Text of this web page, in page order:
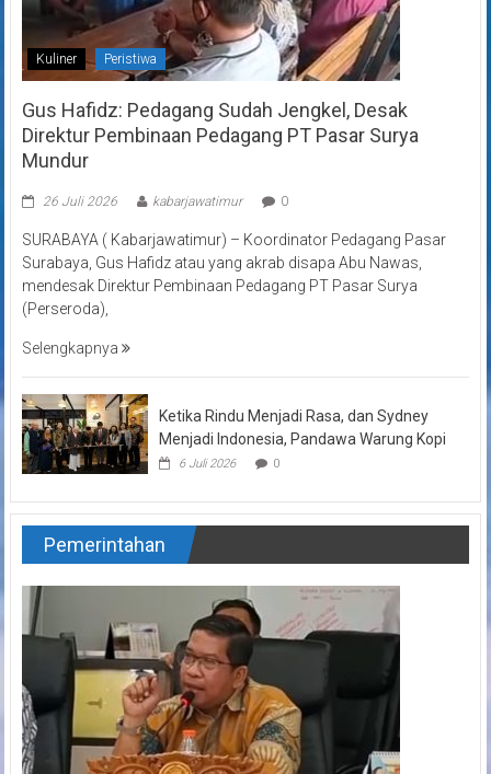
Kuliner Peristiwa
Gus Hafidz: Pedagang Sudah Jengkel, Desak
Direktur Pembinaan Pedagang PT Pasar Surya
Mundur
26 Juli 2026 kabarjawatimur 0
SURABAYA ( Kabarjawatimur) – Koordinator Pedagang Pasar
Surabaya, Gus Hafidz atau yang akrab disapa Abu Nawas,
mendesak Direktur Pembinaan Pedagang PT Pasar Surya
(Perseroda),
Selengkapnya
Ketika Rindu Menjadi Rasa, dan Sydney
Menjadi Indonesia, Pandawa Warung Kopi
6 Juli 2026 0
Pemerintahan